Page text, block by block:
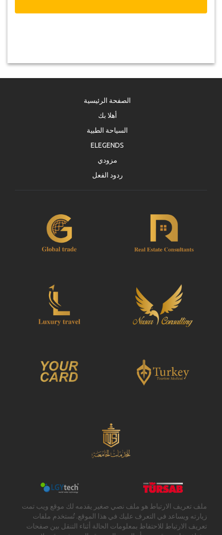
الصفحة الرئيسية
أهلا بك
السياحة الطبية
ELEGENDS
مزودي
ردود الفعل
ملف تعريف الارتباط هو ملف نصي صغير يقدمه لك موقع ويب تمت
زيارته ويساعد في التعرف عليك في هذا الموقع. تُستخدم ملفات
تعريف الارتباط للاحتفاظ بمعلومات الحالة أثناء التنقل بين صفحات